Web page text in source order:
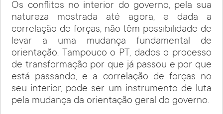
Os conflitos no interior do governo, pela sua
natureza mostrada até agora, e dada a
correlação de forças, não têm possibilidade de
levar a uma mudança fundamental de
orientação. Tampouco o PT, dados o processo
de transformação por que já passou e por que
está passando, e a correlação de forças no
seu interior, pode ser um instrumento de luta
pela mudança da orientação geral do governo.